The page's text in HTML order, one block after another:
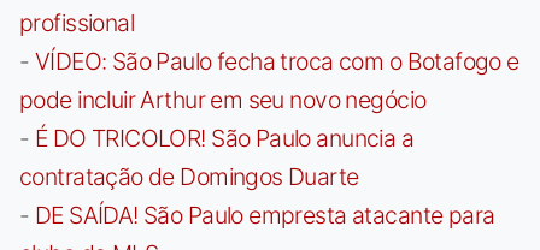
profissional
- VÍDEO: São Paulo fecha troca com o Botafogo e
pode incluir Arthur em seu novo negócio
- É DO TRICOLOR! São Paulo anuncia a
contratação de Domingos Duarte
- DE SAÍDA! São Paulo empresta atacante para